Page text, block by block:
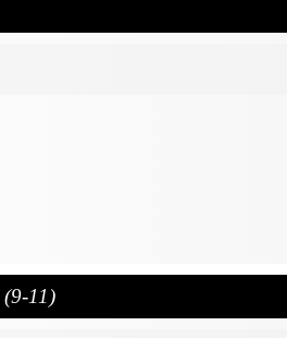
(9-11)